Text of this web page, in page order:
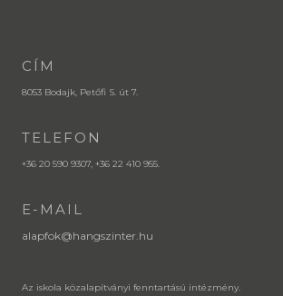
CÍM
8053 Bodajk, Petőfi S. út 7.
TELEFON
+36 20 590 9307, +36 22 410 955.
E-MAIL
alapfok@hangszinter.hu
Az iskola közalapítványi fenntartású intézmény.